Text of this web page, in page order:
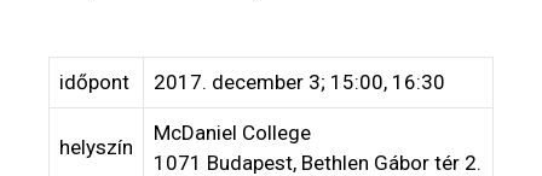
időpont 2017. december 3; 15:00, 16:30
helyszín
McDaniel College
1071 Budapest, Bethlen Gábor tér 2.